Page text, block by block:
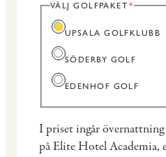
VÄLJ GOLFPAKET
UPSALA GOLFKLUBB
SÖDERBY GOLF
EDENHOF GOLF
I priset ingår
på Elite Hotel Academia,